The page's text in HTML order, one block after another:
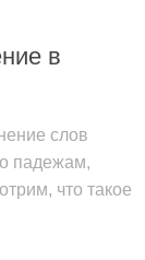
в
слов
падежам,
что такое